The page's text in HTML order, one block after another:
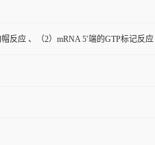
帽反应 、（2）mRNA 5′端的GTP标记反应